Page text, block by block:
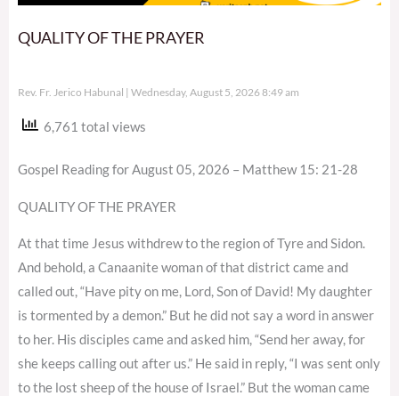
QUALITY OF THE PRAYER
Rev. Fr. Jerico Habunal Wednesday, August 5, 2026 8:49 am
6,761 total views
Gospel Reading for August 05, 2026 – Matthew 15: 21-28
QUALITY OF THE PRAYER
At that time Jesus withdrew to the region of Tyre and Sidon.
And behold, a Canaanite woman of that district came and
called out, “Have pity on me, Lord, Son of David! My daughter
is tormented by a demon.” But he did not say a word in answer
to her. His disciples came and asked him, “Send her away, for
she keeps calling out after us.” He said in reply, “I was sent only
to the lost sheep of the house of Israel.” But the woman came